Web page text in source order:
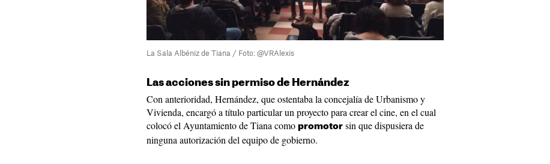
La Sala Albéniz de Tiana / Foto: @VRAlexis
Las acciones sin permiso de Hernández
Con anterioridad, Hernández, que ostentaba la concejalía de Urbanismo y
Vivienda, encargó a título particular un proyecto para crear el cine, en el cual
colocó el Ayuntamiento de Tiana como promotor sin que dispusiera de
ninguna autorización del equipo de gobierno.